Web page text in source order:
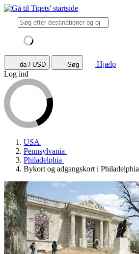
da / USD Søg
Hjælp
Log ind
USA
Pennsylvania
Philadelphia
Bykort og adgangskort i Philadelphia